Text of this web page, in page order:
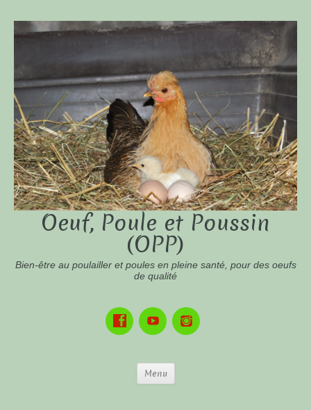
Oeuf, Poule et Poussin
(OPP)
Bien-être au poulailler et poules en pleine santé, pour des oeufs
de qualité
Menu